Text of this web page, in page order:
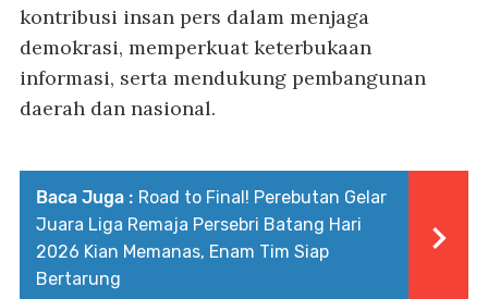
kontribusi insan pers dalam menjaga
demokrasi, memperkuat keterbukaan
informasi, serta mendukung pembangunan
daerah dan nasional.
Baca Juga : Road to Final! Perebutan Gelar
Juara Liga Remaja Persebri Batang Hari
2026 Kian Memanas, Enam Tim Siap
Bertarung